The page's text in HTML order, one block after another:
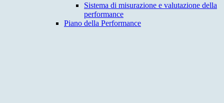
Sistema di misurazione e valutazione della
performance
Piano della Performance